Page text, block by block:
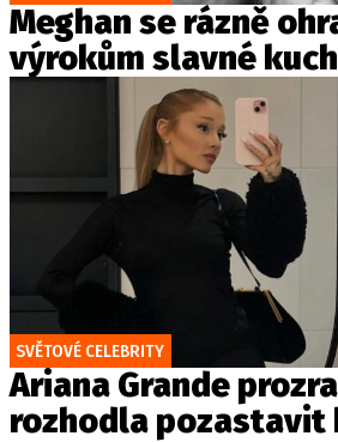
Meghan se rázně
výrokům slavné
SVĚTOVÉ CELEBRITY
Ariana Grande
rozhodla pozastavit